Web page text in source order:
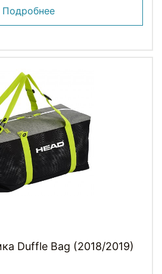
Подробнее
Duffle Bag (2018/2019)